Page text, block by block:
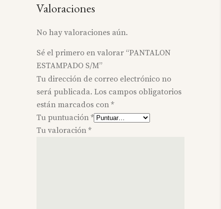
Valoraciones
No hay valoraciones aún.
Sé el primero en valorar “PANTALON
ESTAMPADO S/M”
Tu dirección de correo electrónico no
será publicada. Los campos obligatorios
están marcados con *
Tu puntuación *
Tu valoración *